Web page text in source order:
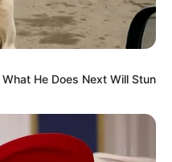
He Does Next Will Stun